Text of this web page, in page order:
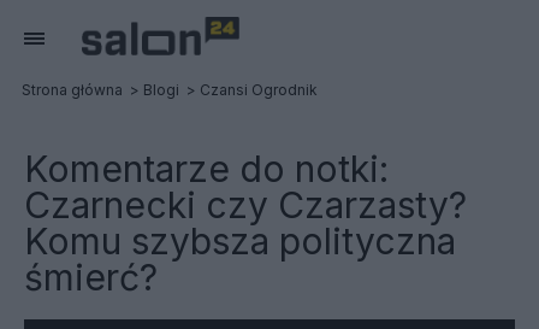
Strona główna Blogi Czansi Ogrodnik
Komentarze do notki:
Czarnecki czy Czarzasty?
Komu szybsza polityczna
śmierć?